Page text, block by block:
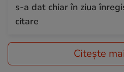
s-a dat chiar în ziua
citare
Citește